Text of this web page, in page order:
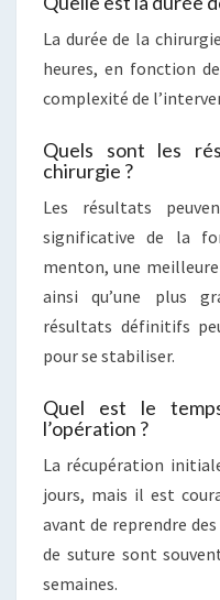
La durée de la
heures, en fonction
complexité de
Quels sont les
chirurgie ?
Les résultats
significative de la
menton, une
ainsi qu’une plus
résultats définitifs
pour se stabiliser.
Quel est le
l’opération ?
La récupération
jours, mais il est
avant de reprendre
de suture sont
semaines.